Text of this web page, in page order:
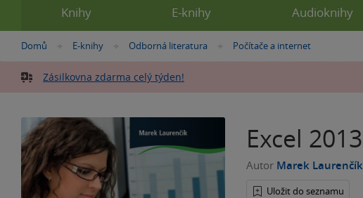
Nacházíte
zde:
Domů »
E-knihy »
Odborná literatura »Počítače a internet
Zásilkovna zdarma celý týden!
Excel 2013
Autor Marek Laurenčík
Uložit do seznamu
Knihy E-knihy Audioknihy